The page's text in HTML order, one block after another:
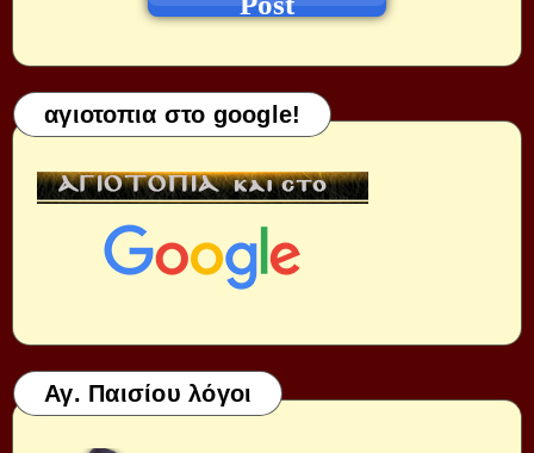
αγιοτοπια στο google!
Αγ. Παισίου λόγοι